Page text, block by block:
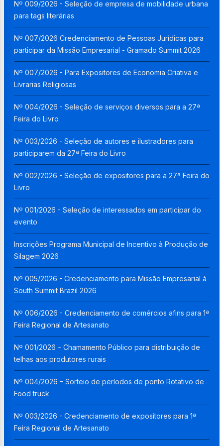
Nº 009/2026 - Seleção de empresa de mobilidade urbana
para tags literárias
Nº 007/2026 Credenciamento de Pessoas Jurídicas para
participar da Missão Empresarial - Gramado Summit 2026
Nº 007/2026 - Para Expositores de Economia Criativa e
Livrarias Religiosas
Nº 004/2026 - Seleção de serviços diversos para a 27ª
Feira do Livro
Nº 003/2026 - Seleção de autores e ilustradores para
participarem da 27ª Feira do Livro
Nº 002/2026 - Seleção de expositores para a 27ª Feira do
Livro
Nº 001/2026 - Seleção de interessados em participar do
evento
Inscrições Programa Municipal de Incentivo à Produção de
Silagem 2026
Nº 005/2026 - Credenciamento para Missão Empresarial à
South Summit Brazil 2026
Nº 006/2026 - Credenciamento de comércios afins para 1ª
Feira Regional de Artesanato
Nº 001/2026 – Chamamento Público para distribuição de
telhas aos produtores rurais
Nº 004/2026 – Sorteio de períodos de ponto Rotativo de
Food truck
Nº 003/2026 - Credenciamento de expositores para 1ª
Feira Regional de Artesanato